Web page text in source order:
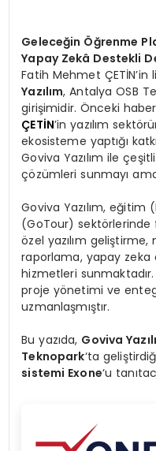
Geleceğin Öğrenme
Yapay Zekâ Destekli
Fatih Mehmet
Yazılım, Antalya OSB
girişimidir. Önceki
ÇETİN’in yazılım
ekosisteme yaptığı
Goviva Yazılım ile
çözümleri sunmayı
Goviva Yazılım, eğitim
(GoTour)
özel yazılım
raporlama, yapay zeka
hizmetleri sunmaktadır.
proje yönetimi ve
uzmanlaşmıştır.
Bu yazıda, Goviva
Teknopark‘ta
sistemi Exone‘u